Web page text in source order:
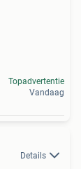
Topadvertentie
Vandaag
Details